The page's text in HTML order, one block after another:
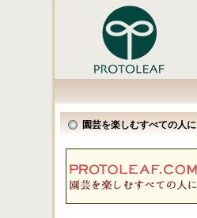
園芸を楽しむすべての人に